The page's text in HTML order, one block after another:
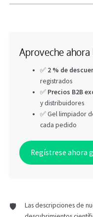
Aproveche
✅ 2 % de
registrados
✅ Precios B2B
y distribuidores
✅ Gel limpiador
cada pedido
Regístrese ahora
Las descripciones de